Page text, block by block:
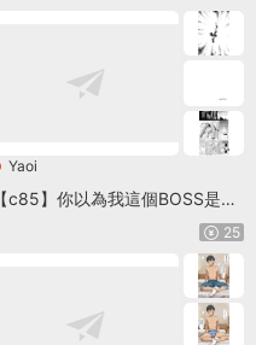
Yaoi
【c85】你以為我這個BOSS是誰
25